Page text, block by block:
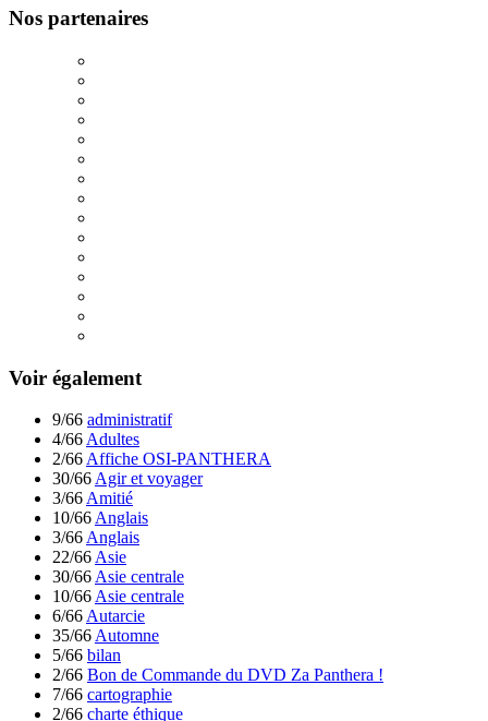
Nos partenaires
Voir également
9/66 administratif
4/66 Adultes
2/66 Affiche OSI-PANTHERA
30/66 Agir et voyager
3/66 Amitié
10/66 Anglais
3/66 Anglais
22/66 Asie
30/66 Asie centrale
10/66 Asie centrale
6/66 Autarcie
35/66 Automne
5/66 bilan
2/66 Bon de Commande du DVD Za Panthera !
7/66 cartographie
2/66 charte éthique